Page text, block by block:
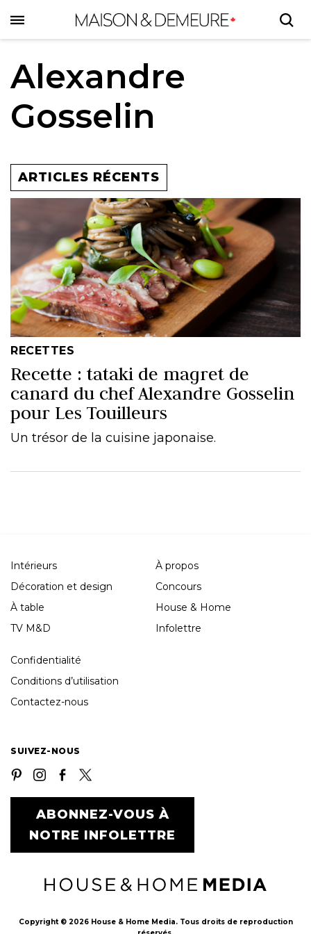
to
main
content
Alexandre
Gosselin
ARTICLES RÉCENTS
RECETTES
Recette : tataki de magret de
canard du chef Alexandre Gosselin
pour Les Touilleurs
Un trésor de la cuisine japonaise.
Intérieurs
Décoration et design
À table
TV M&D
À propos
Concours
House & Home
Infolettre
Confidentialité
Conditions d’utilisation
Contactez-nous
SUIVEZ-NOUS
ABONNEZ-VOUS À
NOTRE INFOLETTRE
Copyright © 2026 House & Home Media. Tous droits de reproduction